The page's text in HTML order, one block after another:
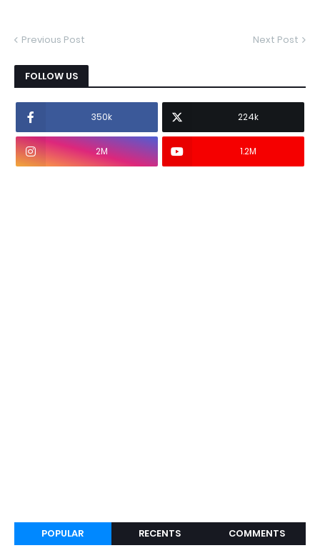
Previous Post Next Post
FOLLOW US
350k 224k
2M 1.2M
POPULAR RECENTS COMMENTS